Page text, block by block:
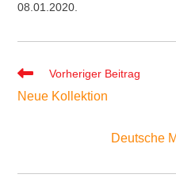
08.01.2020.
Weitere
ansehen
Vorheriger Beitrag
Neue Kollektion
Deutsche